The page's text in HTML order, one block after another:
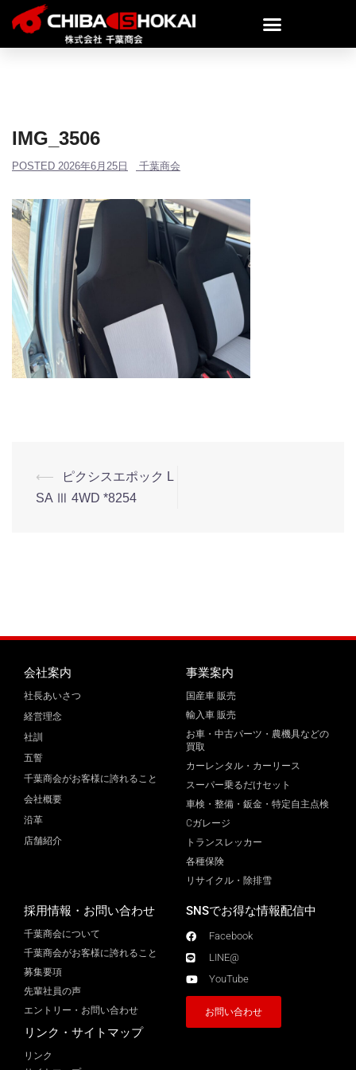
IMG_3506
POSTED 2026年6月25日 千葉商会
⟵
ピクシスエポック L
SA Ⅲ 4WD *8254
会社案内
社長あいさつ
経営理念
社訓
五誓
千葉商会がお客様に誇れること
会社概要
沿革
店舗紹介
事業案内
国産車 販売
輸入車 販売
お車・中古パーツ・農機具などの
買取
カーレンタル・カーリース
スーパー乗るだけセット
車検・整備・鈑金・特定自主点検
Cガレージ
トランスレッカー
各種保険
リサイクル・除排雪
採用情報・お問い合わせ
千葉商会について
千葉商会がお客様に誇れること​
募集要項
先輩社員の声
エントリー・お問い合わせ
リンク・サイトマップ
リンク
SNSでお得な情報配信中
Facebook
LINE@
YouTube
お問い合わせ